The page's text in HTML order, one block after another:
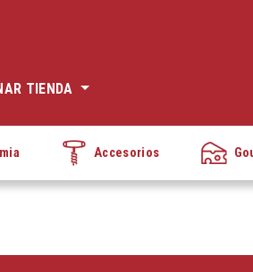
TIENDA
Accesorios